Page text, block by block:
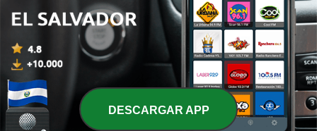
1 - Música
21 jun. 2021
DESCARGAR APP